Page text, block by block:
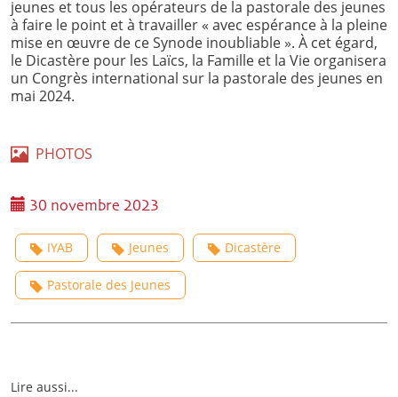
jeunes et tous les opérateurs de la pastorale des jeunes
à faire le point et à travailler « avec espérance à la pleine
mise en œuvre de ce Synode inoubliable ». À cet égard,
le Dicastère pour les Laïcs, la Famille et la Vie organisera
un Congrès international sur la pastorale des jeunes en
mai 2024.
PHOTOS
30 novembre 2023
IYAB Jeunes Dicastère
Pastorale des Jeunes
Lire aussi...